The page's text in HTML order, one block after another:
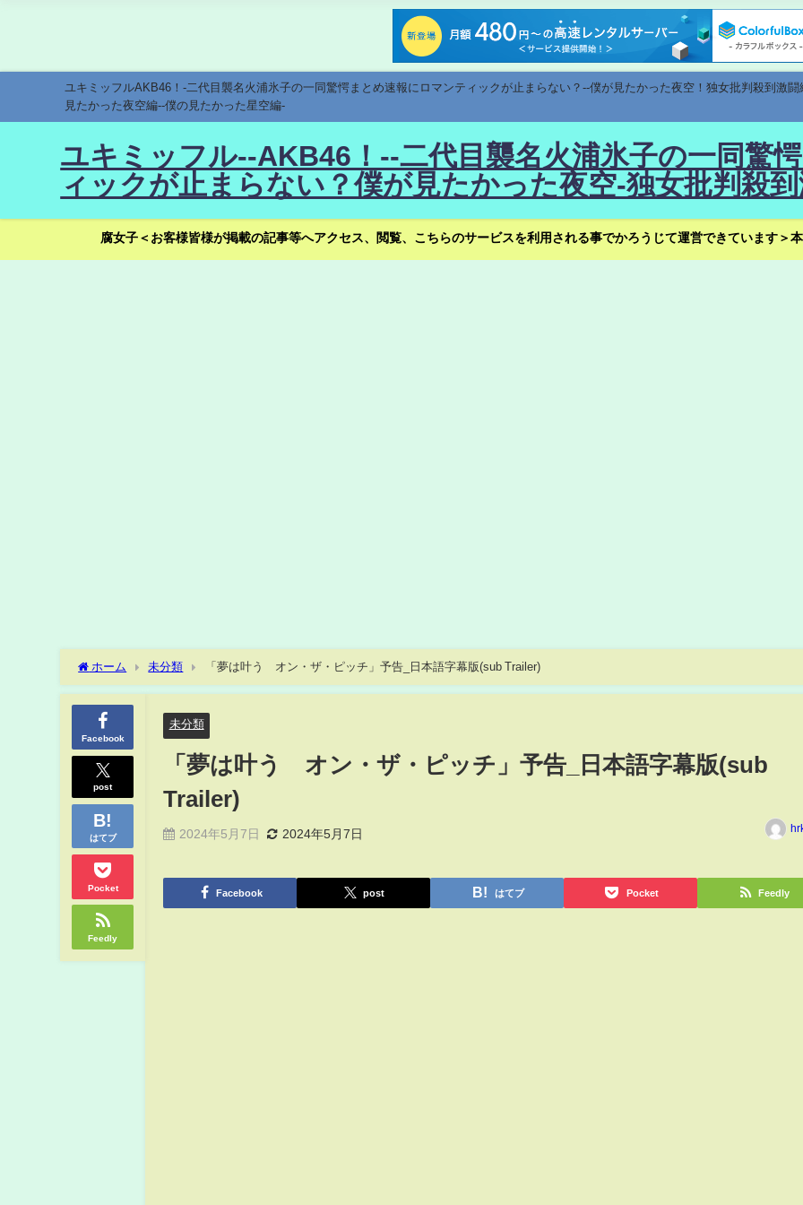
ユキミッフルAKB46！-二代目襲名火浦氷子の一同驚愕まとめ速報にロマンティックが止まらない？--僕が見たかった夜空！独女批判殺到激
見たかった夜空編--僕の見たかった星空編-
ユキミッフル--AKB46！--二代目襲名火浦氷子の一同驚
ィックが止まらない？僕が見たかった夜空-独女批判殺
腐女子＜お客様皆様が掲載の記事等へアクセス、閲覧、こちらのサービスを利用される事でかろうじて運営できています＞
ホーム 未分類 「夢は叶う オン・ザ・ピッチ」予告_日本語字幕版(sub Trailer)
Facebook
post
はてブ
Pocket
Feedly
未分類
「夢は叶う オン・ザ・ピッチ」予告_日本語字幕版(sub
Trailer)
2024年5月7日 2024年5月7日
Facebook post はてブ Pocket Feedly